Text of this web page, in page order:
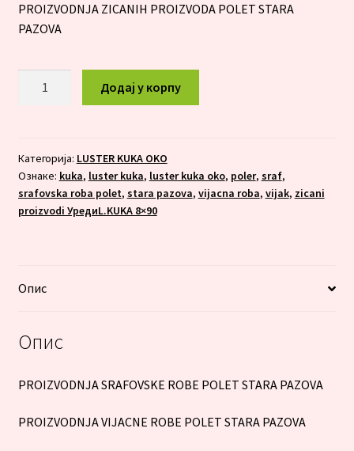
PROIZVODNJA ZICANIH PROIZVODA POLET STARA
PAZOVA
количина
Додај у корпу
Категорија: LUSTER KUKA OKO
Ознаке: kuka, luster kuka, luster kuka oko, poler, sraf,
srafovska roba polet, stara pazova, vijacna roba, vijak, zicani
proizvodi УредиL.KUKA 8×90
Опис
Опис
PROIZVODNJA SRAFOVSKE ROBE POLET STARA PAZOVA
PROIZVODNJA VIJACNE ROBE POLET STARA PAZOVA